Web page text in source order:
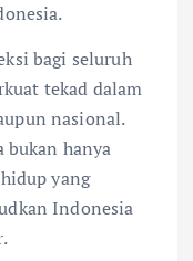
bagi seluruh
tekad dalam
nasional.
bukan hanya
yang
Indonesia